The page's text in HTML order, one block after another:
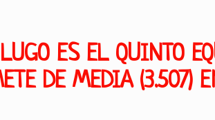
ES EL QUINTO
DE MEDIA (3.507)